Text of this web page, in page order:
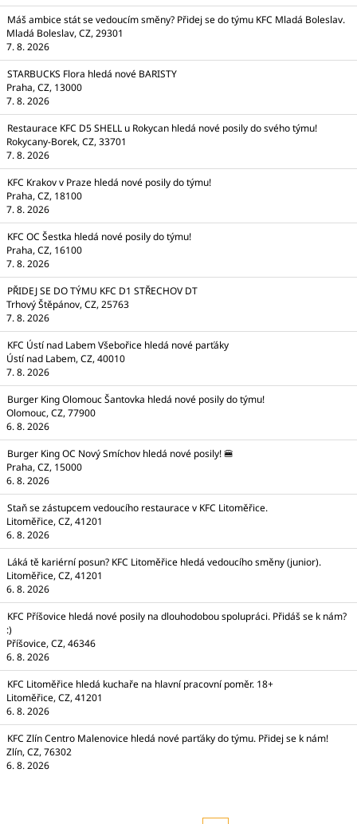
Máš ambice stát se vedoucím směny? Přidej se do týmu KFC Mladá Boleslav.
Mladá Boleslav, CZ, 29301
7. 8. 2026
STARBUCKS Flora hledá nové BARISTY
Praha, CZ, 13000
7. 8. 2026
Restaurace KFC D5 SHELL u Rokycan hledá nové posily do svého týmu!
Rokycany-Borek, CZ, 33701
7. 8. 2026
KFC Krakov v Praze hledá nové posily do týmu!
Praha, CZ, 18100
7. 8. 2026
KFC OC Šestka hledá nové posily do týmu!
Praha, CZ, 16100
7. 8. 2026
PŘIDEJ SE DO TÝMU KFC D1 STŘECHOV DT
Trhový Štěpánov, CZ, 25763
7. 8. 2026
KFC Ústí nad Labem Všebořice hledá nové parťáky
Ústí nad Labem, CZ, 40010
7. 8. 2026
Burger King Olomouc Šantovka hledá nové posily do týmu!
Olomouc, CZ, 77900
6. 8. 2026
Burger King OC Nový Smíchov hledá nové posily! 🍔
Praha, CZ, 15000
6. 8. 2026
Staň se zástupcem vedoucího restaurace v KFC Litoměřice.
Litoměřice, CZ, 41201
6. 8. 2026
Láká tě kariérní posun? KFC Litoměřice hledá vedoucího směny (junior).
Litoměřice, CZ, 41201
6. 8. 2026
KFC Příšovice hledá nové posily na dlouhodobou spolupráci. Přidáš se k nám?
:)
Příšovice, CZ, 46346
6. 8. 2026
KFC Litoměřice hledá kuchaře na hlavní pracovní poměr. 18+
Litoměřice, CZ, 41201
6. 8. 2026
KFC Zlín Centro Malenovice hledá nové parťáky do týmu. Přidej se k nám!
Zlín, CZ, 76302
6. 8. 2026